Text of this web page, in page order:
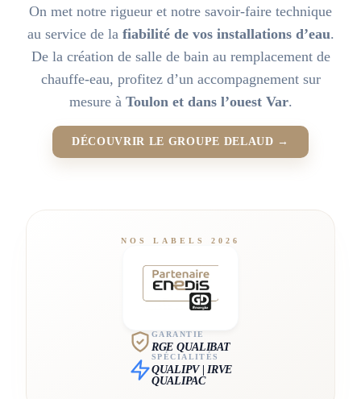
On met notre rigueur et notre savoir-faire technique
au service de la fiabilité de vos installations d’eau.
De la création de salle de bain au remplacement de
chauffe-eau, profitez d’un accompagnement sur
mesure à Toulon et dans l’ouest Var.
DÉCOUVRIR LE GROUPE DELAUD →
NOS LABELS 2026
GARANTIE
RGE QUALIBAT
SPÉCIALITÉS
QUALIPV | IRVE
QUALIPAC